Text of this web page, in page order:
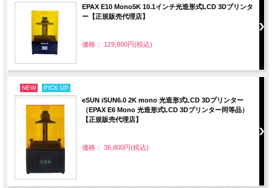
EPAX E10 Mono5K 10.1インチ光造形式LCD 3Dプリンタ
ー【正規販売代理店】
価格： 129,800円(税込)
NEW PICK UP
eSUN iSUN6.0 2K mono 光造形式LCD 3Dプリンター
（EPAX E6 Mono 光造形式LCD 3Dプリンター同等品）
【正規販売代理店】
価格： 36,800円(税込)